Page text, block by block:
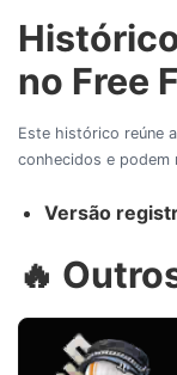
no Free
Este histórico reúne
conhecidos e podem
Versão
🔥